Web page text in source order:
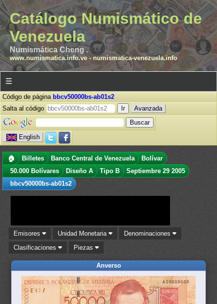
Catálogo Numismático de
Venezuela
Numismática Cheng .
www.numismatica.info.ve- numismatica-venezuela.info
☰
Código de página bbcv50000bs-ab01s2
Salta al código
Avanzada
English
🏠 Billetes Banco Central de Venezuela
Bolívar
50.000 Bolívares
Diseño A Tipo B
Septiembre 29 2005
bbcv50000bs-ab01s2
Emisores Unidad Monetaria
Denominaciones
Clasificaciones
Piezas
Anverso